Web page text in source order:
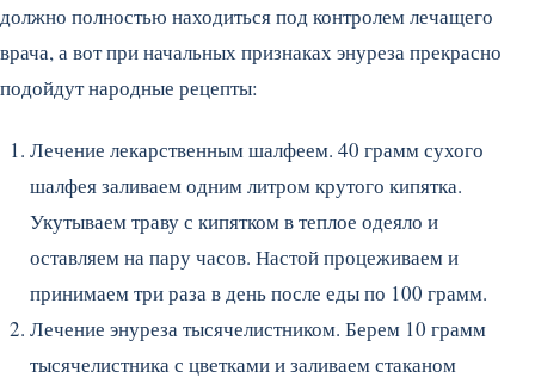
должно полностью находиться под контролем лечащего
врача, а вот при начальных признаках энуреза прекрасно
подойдут народные рецепты:
Лечение лекарственным шалфеем. 40 грамм сухого
шалфея заливаем одним литром крутого кипятка.
Укутываем траву с кипятком в теплое одеяло и
оставляем на пару часов. Настой процеживаем и
принимаем три раза в день после еды по 100 грамм.
Лечение энуреза тысячелистником. Берем 10 грамм
тысячелистника с цветками и заливаем стаканом